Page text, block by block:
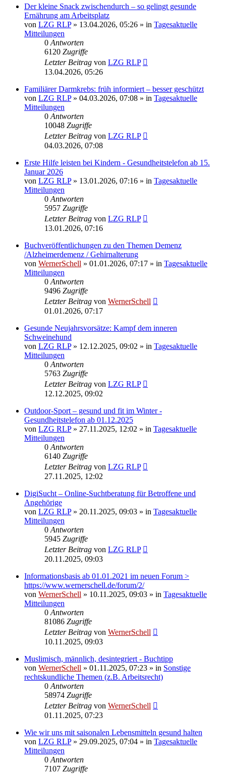
Der kleine Snack zwischendurch – so gelingt gesunde
Ernährung am Arbeitsplatz
von LZG RLP» 13.04.2026, 05:26 » in Tagesaktuelle
Mitteilungen
0 Antworten
6120 Zugriffe
Letzter Beitrag von LZG RLP
13.04.2026, 05:26
Familiärer Darmkrebs: früh informiert – besser geschützt
von LZG RLP» 04.03.2026, 07:08 » in Tagesaktuelle
Mitteilungen
0 Antworten
10048 Zugriffe
Letzter Beitrag von LZG RLP
04.03.2026, 07:08
Erste Hilfe leisten bei Kindern - Gesundheitstelefon ab 15.
Januar 2026
von LZG RLP» 13.01.2026, 07:16 » in Tagesaktuelle
Mitteilungen
0 Antworten
5957 Zugriffe
Letzter Beitrag von LZG RLP
13.01.2026, 07:16
Buchveröffentlichungen zu den Themen Demenz
/Alzheimerdemenz / Gehirnalterung
von WernerSchell » 01.01.2026, 07:17 » in Tagesaktuelle
Mitteilungen
0 Antworten
9496 Zugriffe
Letzter Beitrag von WernerSchell
01.01.2026, 07:17
Gesunde Neujahrsvorsätze: Kampf dem inneren
Schweinehund
von LZG RLP» 12.12.2025, 09:02 » in Tagesaktuelle
Mitteilungen
0 Antworten
5763 Zugriffe
Letzter Beitrag von LZG RLP
12.12.2025, 09:02
Outdoor-Sport – gesund und fit im Winter -
Gesundheitstelefon ab 01.12.2025
von LZG RLP» 27.11.2025, 12:02 » in Tagesaktuelle
Mitteilungen
0 Antworten
6140 Zugriffe
Letzter Beitrag von LZG RLP
27.11.2025, 12:02
DigiSucht – Online-Suchtberatung für Betroffene und
Angehörige
von LZG RLP» 20.11.2025, 09:03 » in Tagesaktuelle
Mitteilungen
0 Antworten
5945 Zugriffe
Letzter Beitrag von LZG RLP
20.11.2025, 09:03
Informationsbasis ab 01.01.2021 im neuen Forum >
https://www.wernerschell.de/forum/2/
von WernerSchell » 10.11.2025, 09:03 » in Tagesaktuelle
Mitteilungen
0 Antworten
81086 Zugriffe
Letzter Beitrag von WernerSchell
10.11.2025, 09:03
Muslimisch, männlich, desintegriert - Buchtipp
von WernerSchell » 01.11.2025, 07:23 » in Sonstige
rechtskundliche Themen (z.B. Arbeitsrecht)
0 Antworten
58974 Zugriffe
Letzter Beitrag von WernerSchell
01.11.2025, 07:23
Wie wir uns mit saisonalen Lebensmitteln gesund halten
von LZG RLP» 29.09.2025, 07:04 » in Tagesaktuelle
Mitteilungen
0 Antworten
7107 Zugriffe